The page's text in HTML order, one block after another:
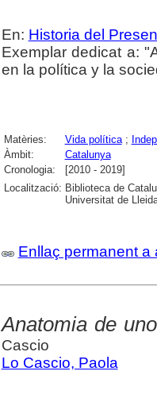
En: Historia del
Exemplar dedicat a:
en la política y la
Matèries: Vida política;
Àmbit:
Catalunya
Cronologia:
[2010 - 2019]
Localització: Biblioteca de
Universitat de
Enllaç permanent a
Anatomia de
Cascio
Lo Cascio, Paola